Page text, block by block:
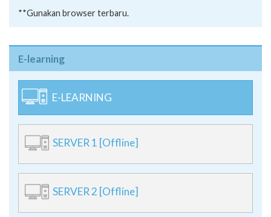
**Gunakan browser terbaru.
E-learning
E-LEARNING
SERVER 1 [Offline]
SERVER 2 [Offline]